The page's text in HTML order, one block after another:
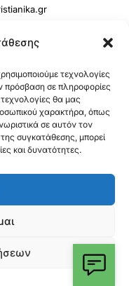
τεχνολογίες
πρόσβαση σε πληροφορίες
θα μας
χαρακτήρα, όπως
σε αυτόν τον
συγκατάθεσης, μπορεί
και δυνατότητες.
Group Μ.Ι.Κ.Ε.) |
Αθήνα, Ελλάδα |